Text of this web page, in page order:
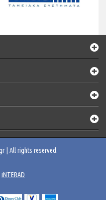
| All rights reserved.
iNTERAD